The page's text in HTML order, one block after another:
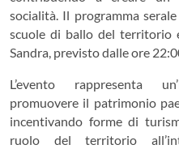
socialità. Il programma
scuole di ballo del territorio
Sandra, previsto dalle ore
L’evento rappresenta
promuovere il patrimonio
incentivando forme di
ruolo del territorio